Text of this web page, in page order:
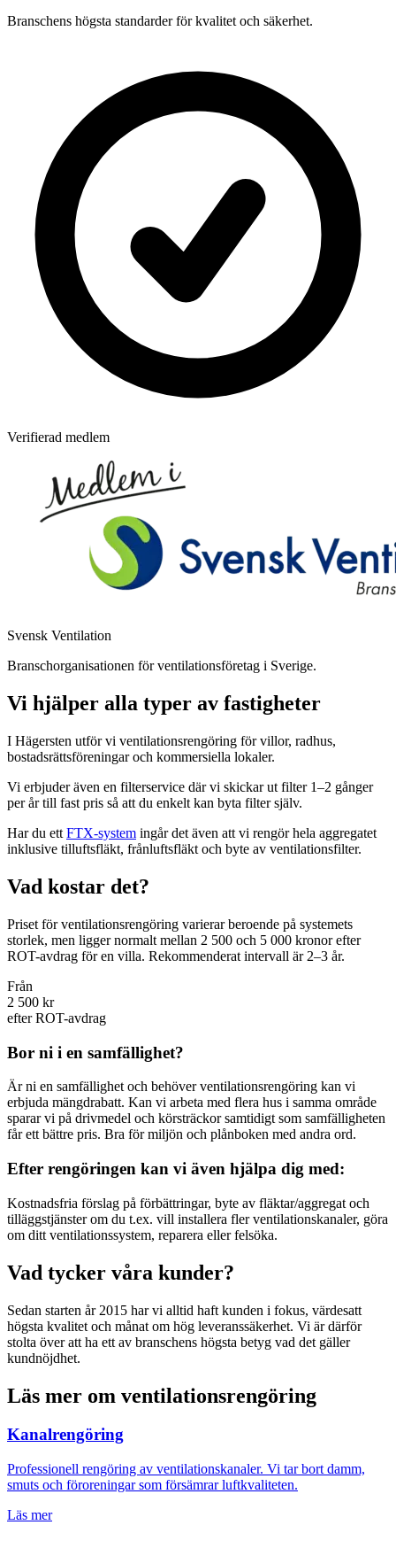
Branschens högsta standarder för kvalitet och säkerhet.
Verifierad medlem
Svensk Ventilation
Branschorganisationen för ventilationsföretag i Sverige.
Vi hjälper alla typer av fastigheter
I Hägersten utför vi ventilationsrengöring för villor, radhus,
bostadsrättsföreningar och kommersiella lokaler.
Vi erbjuder även en filterservice där vi skickar ut filter 1–2 gånger
per år till fast pris så att du enkelt kan byta filter själv.
Har du ett FTX-system ingår det även att vi rengör hela aggregatet
inklusive tilluftsfläkt, frånluftsfläkt och byte av ventilationsfilter.
Vad kostar det?
Priset för ventilationsrengöring varierar beroende på systemets
storlek, men ligger normalt mellan 2 500 och 5 000 kronor efter
ROT-avdrag för en villa. Rekommenderat intervall är 2–3 år.
Från
2 500 kr
efter ROT-avdrag
Bor ni i en samfällighet?
Är ni en samfällighet och behöver ventilationsrengöring kan vi
erbjuda mängdrabatt. Kan vi arbeta med flera hus i samma område
sparar vi på drivmedel och körsträckor samtidigt som samfälligheten
får ett bättre pris. Bra för miljön och plånboken med andra ord.
Efter rengöringen kan vi även hjälpa dig med:
Kostnadsfria förslag på förbättringar, byte av fläktar/aggregat och
tilläggstjänster om du t.ex. vill installera fler ventilationskanaler, göra
om ditt ventilationssystem, reparera eller felsöka.
Vad tycker våra kunder?
Sedan starten år 2015 har vi alltid haft kunden i fokus, värdesatt
högsta kvalitet och månat om hög leveranssäkerhet. Vi är därför
stolta över att ha ett av branschens högsta betyg vad det gäller
kundnöjdhet.
Läs mer om ventilationsrengöring
Kanalrengöring
Professionell rengöring av ventilationskanaler. Vi tar bort damm,
smuts och föroreningar som försämrar luftkvaliteten.
Läs mer